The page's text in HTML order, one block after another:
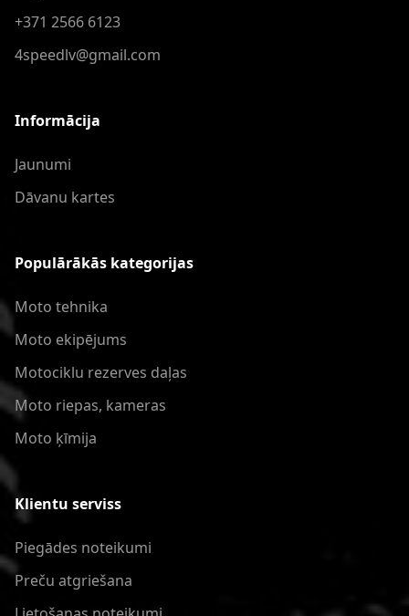
+371 2566 6123
4speedlv@gmail.com
Informācija
Jaunumi
Dāvanu kartes
Populārākās kategorijas
Moto tehnika
Moto ekipējums
Motociklu rezerves daļas
Moto riepas, kameras
Moto ķīmija
Klientu serviss
Piegādes noteikumi
Preču atgriešana